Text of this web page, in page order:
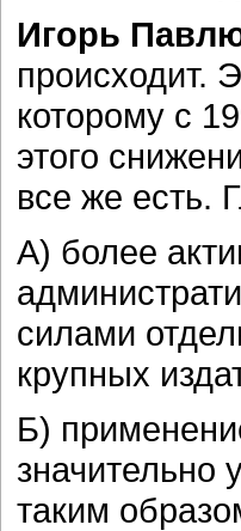
Игорь
происходит.
которому c
этого
все же есть.
А) более
силами
крупных
Б)
значительно
таким